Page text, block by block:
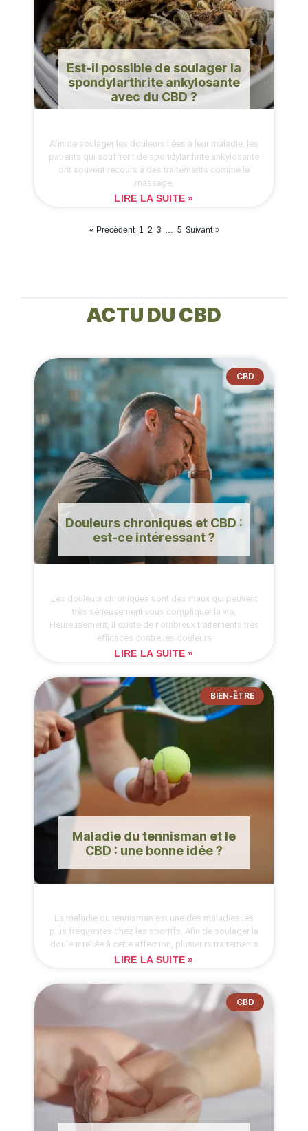
Est-il possible de soulager la
spondylarthrite ankylosante
avec du CBD ?
Afin de soulager les douleurs liées à leur maladie, les
patients qui souffrent de spondylarthrite ankylosante
ont souvent recours à des traitements comme le
massage,
LIRE LA SUITE »
« Précédent 1 2 3 … 5 Suivant »
ACTU DU CBD
CBD
Douleurs chroniques et CBD :
est-ce intéressant ?
Les douleurs chroniques sont des maux qui peuvent
très sérieusement vous compliquer la vie.
Heureusement, il existe de nombreux traitements très
efficaces contre les douleurs
LIRE LA SUITE »
BIEN-ÊTRE
Maladie du tennisman et le
CBD : une bonne idée ?
La maladie du tennisman est une des maladies les
plus fréquentes chez les sportifs. Afin de soulager la
douleur reliée à cette affection, plusieurs traitements
LIRE LA SUITE »
CBD